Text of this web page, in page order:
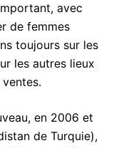
avec
de femmes
toujours sur les
les autres lieux
en 2006 et
de Turquie),